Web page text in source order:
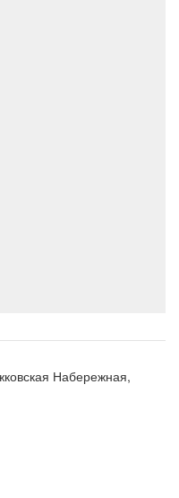
Набережная,